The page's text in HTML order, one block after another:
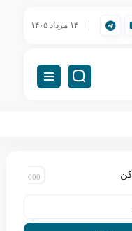
راه‌اندازی VDI (دسکتاپ مجازی)۱۴ مرداد ۱۴۰۵
کن